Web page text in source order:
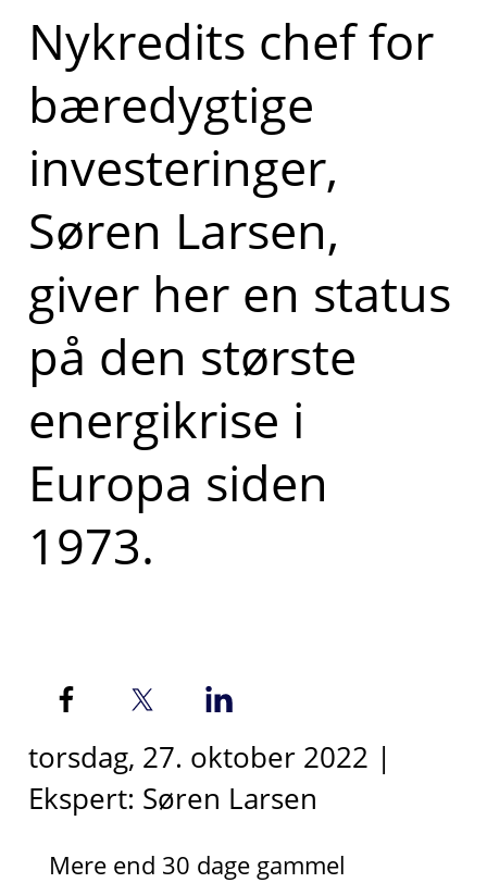
Nykredits chef for
bæredygtige
investeringer,
Søren Larsen,
giver her en status
på den største
energikrise i
Europa siden
1973.
torsdag, 27. oktober 2022 |
Ekspert: Søren Larsen
Mere end 30 dage gammel